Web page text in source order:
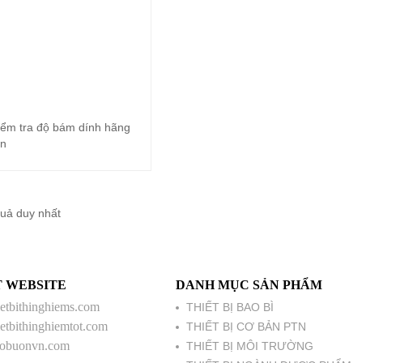
Đọc tiếp
tra độ bám dính hãng
duy nhất
WEBSITE
DANH MỤC SẢN PHẨM
THIẾT BỊ BAO BÌ
THIẾT BỊ CƠ BẢN PTN
THIẾT BỊ MÔI TRƯỜNG